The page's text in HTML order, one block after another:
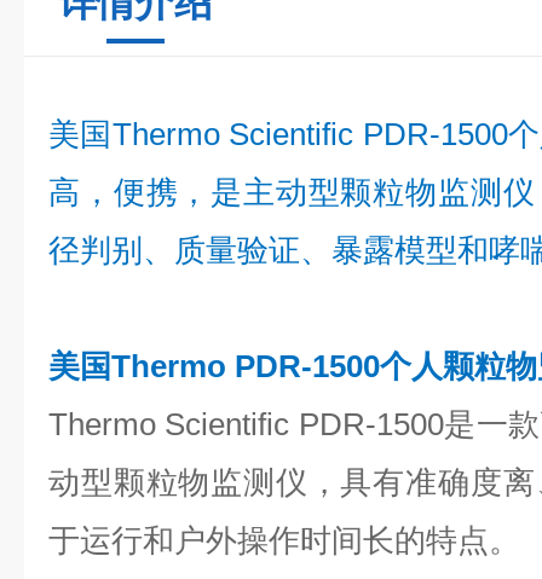
美国Thermo Scientific PDR-1500
高，便携，是主动型颗粒物监测
径判别、质量验证、暴露模型和哮
美国Thermo PDR-1500个人颗粒
Thermo Scientific PDR-1500是一
动型颗粒物监测仪，具有准确度
于运行和户外操作时间长的特点。